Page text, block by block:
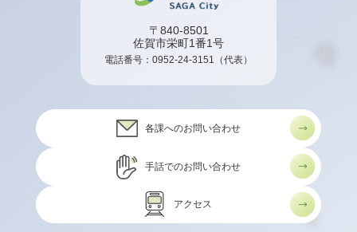
〒840-8501
佐賀市栄町1番1号
電話番号： 0952-24-3151 （代表）
各課へのお問い合わせ
手話でのお問い合わせ
アクセス